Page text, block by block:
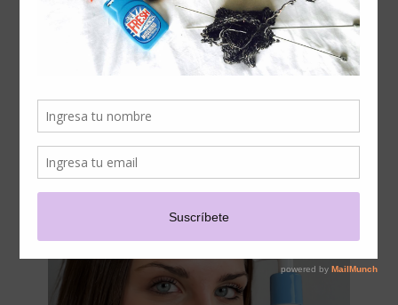
2024 ACTUALIZACIÓN CETAPHIL
COMUNICADO DE PRENSA
CETAPHIL: MÁS DE 75 AÑOS
AL CUIDADO DE LA PIEL
SENSIBLE